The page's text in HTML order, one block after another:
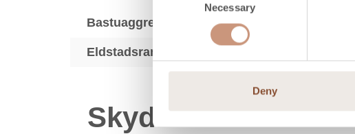
Necessary
Deny
Bastuaggregat ytmaterial
Eldstadsram
Skyddsavstånd